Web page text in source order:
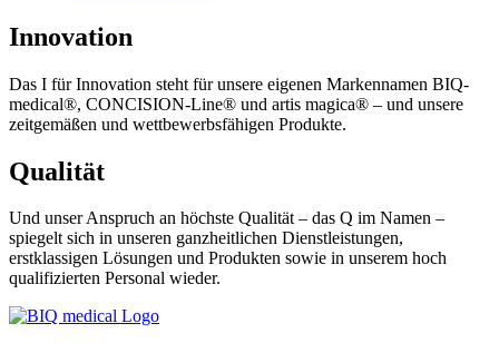
Innovation
Das I für Innovation steht für unsere eigenen Markennamen BIQ-
medical®, CONCISION-Line® und artis magica® – und unsere
zeitgemäßen und wettbewerbsfähigen Produkte.
Qualität
Und unser Anspruch an höchste Qualität – das Q im Namen –
spiegelt sich in unseren ganzheitlichen Dienstleistungen,
erstklassigen Lösungen und Produkten sowie in unserem hoch
qualifizierten Personal wieder.